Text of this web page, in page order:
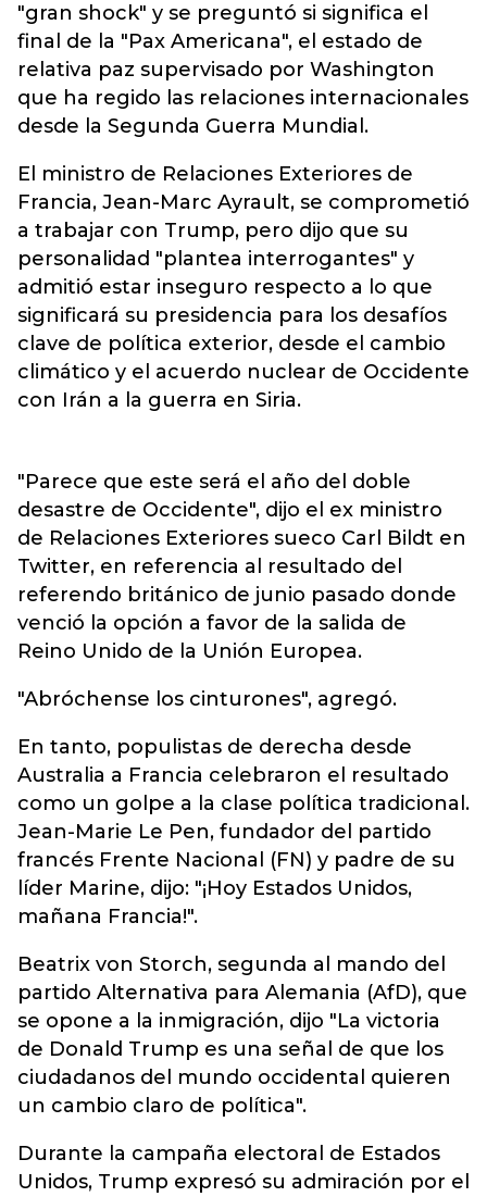
"gran shock" y se preguntó si significa el
final de la "Pax Americana", el estado de
relativa paz supervisado por Washington
que ha regido las relaciones internacionales
desde la Segunda Guerra Mundial.
El ministro de Relaciones Exteriores de
Francia, Jean-Marc Ayrault, se comprometió
a trabajar con Trump, pero dijo que su
personalidad "plantea interrogantes" y
admitió estar inseguro respecto a lo que
significará su presidencia para los desafíos
clave de política exterior, desde el cambio
climático y el acuerdo nuclear de Occidente
con Irán a la guerra en Siria.
"Parece que este será el año del doble
desastre de Occidente", dijo el ex ministro
de Relaciones Exteriores sueco Carl Bildt en
Twitter, en referencia al resultado del
referendo británico de junio pasado donde
venció la opción a favor de la salida de
Reino Unido de la Unión Europea.
"Abróchense los cinturones", agregó.
En tanto, populistas de derecha desde
Australia a Francia celebraron el resultado
como un golpe a la clase política tradicional.
Jean-Marie Le Pen, fundador del partido
francés Frente Nacional (FN) y padre de su
líder Marine, dijo: "¡Hoy Estados Unidos,
mañana Francia!".
Beatrix von Storch, segunda al mando del
partido Alternativa para Alemania (AfD), que
se opone a la inmigración, dijo "La victoria
de Donald Trump es una señal de que los
ciudadanos del mundo occidental quieren
un cambio claro de política".
Durante la campaña electoral de Estados
Unidos, Trump expresó su admiración por el